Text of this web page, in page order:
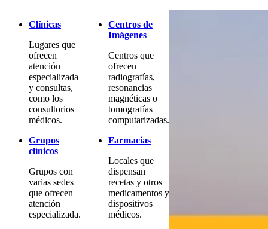
Clínicas
Lugares que
ofrecen
atención
especializada
y consultas,
como los
consultorios
médicos.
Grupos
clínicos
Grupos con
varias sedes
que ofrecen
atención
especializada.
Centros de
Imágenes
Centros que
ofrecen
radiografías,
resonancias
magnéticas o
tomografías
computarizadas.
Farmacias
Locales que
dispensan
recetas y otros
medicamentos y
dispositivos
médicos.